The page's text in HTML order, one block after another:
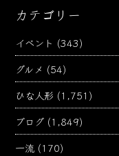
カテゴリー
イベント (343)
グルメ (54)
ひな人形 (1,751)
ブログ (1,849)
一流 (170)